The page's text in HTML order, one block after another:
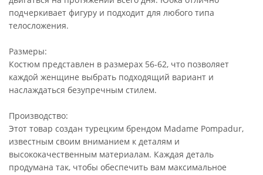
подчеркивает фигуру и подходит для любого типа
телосложения.
Размеры:
Костюм представлен в размерах 56-62, что позволяет
каждой женщине выбрать подходящий вариант и
наслаждаться безупречным стилем.
Производство:
Этот товар создан турецким брендом Madame Pompadur,
известным своим вниманием к деталям и
высококачественным материалам. Каждая деталь
продумана так, чтобы обеспечить вам максимальное